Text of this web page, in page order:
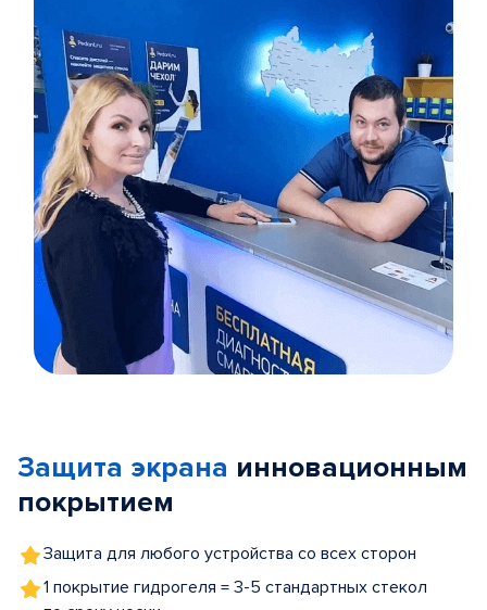
5
Защита экрана инновационным
покрытием
Защита для любого устройства со всех сторон
1 покрытие гидрогеля = 3-5 стандартных стекол